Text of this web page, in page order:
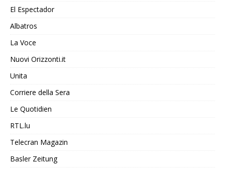
El Espectador
Albatros
La Voce
Nuovi Orizzonti.it
Unita
Corriere della Sera
Le Quotidien
RTL.lu
Telecran Magazin
Basler Zeitung